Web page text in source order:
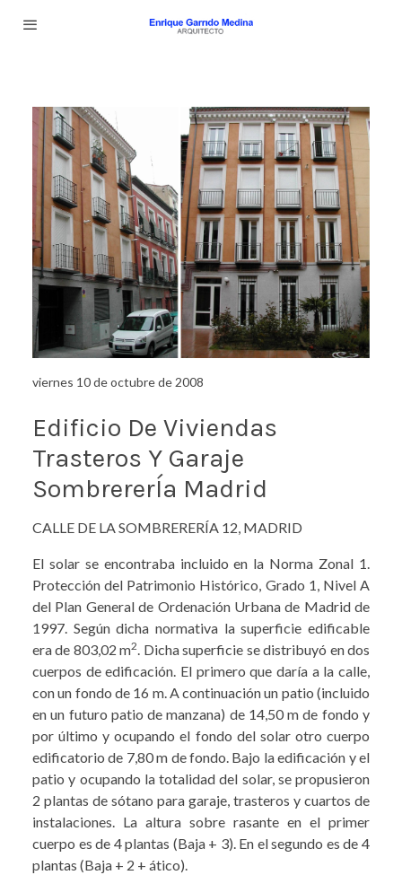
viernes 10 de octubre de 2008
Edificio De Viviendas
Trasteros Y Garaje
SombrererÍa Madrid
CALLE DE LA SOMBRERERÍA 12, MADRID
El solar se encontraba incluido en la Norma Zonal 1.
Protección del Patrimonio Histórico, Grado 1, Nivel A
del Plan General de Ordenación Urbana de Madrid de
1997. Según dicha normativa la superficie edificable
era de 803,02 m2. Dicha superficie se distribuyó en dos
cuerpos de edificación. El primero que daría a la calle,
con un fondo de 16 m. A continuación un patio (incluido
en un futuro patio de manzana) de 14,50 m de fondo y
por último y ocupando el fondo del solar otro cuerpo
edificatorio de 7,80 m de fondo. Bajo la edificación y el
patio y ocupando la totalidad del solar, se propusieron
2 plantas de sótano para garaje, trasteros y cuartos de
instalaciones. La altura sobre rasante en el primer
cuerpo es de 4 plantas (Baja + 3). En el segundo es de 4
plantas (Baja + 2 + ático).